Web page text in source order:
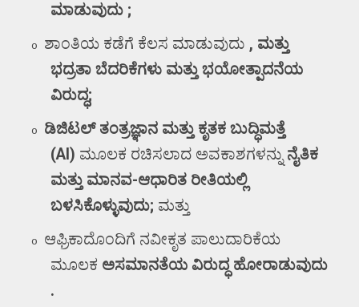
ಮಾಡುವುದು ;
o ಶಾಂತಿಯ ಕಡೆಗೆ ಕೆಲಸ ಮಾಡುವುದು , ಮತ್ತು
ಭದ್ರತಾ ಬೆದರಿಕೆಗಳು ಮತ್ತು ಭಯೋತ್ಪಾದನೆಯ
ವಿರುದ್ಧ;
o
ಡಿಜಿಟಲ್ ತಂತ್ರಜ್ಞಾನ ಮತ್ತು ಕೃತಕ ಬುದ್ಧಿಮತ್ತೆ
(AI) ಮೂಲಕ ರಚಿಸಲಾದ ಅವಕಾಶಗಳನ್ನು ನೈತಿಕ
ಮತ್ತು ಮಾನವ-ಆಧಾರಿತ ರೀತಿಯಲ್ಲಿ
ಬಳಸಿಕೊಳ್ಳುವುದು; ಮತ್ತು
o
ಆಫ್ರಿಕಾದೊಂದಿಗೆ ನವೀಕೃತ ಪಾಲುದಾರಿಕೆಯ
ಮೂಲಕ ಅಸಮಾನತೆಯ ವಿರುದ್ಧ ಹೋರಾಡುವುದು
.